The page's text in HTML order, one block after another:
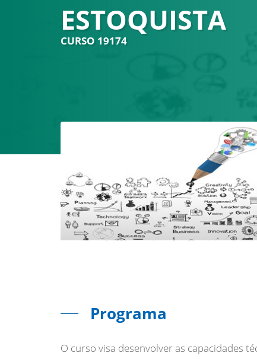
ESTOQUISTA
CURSO 19174
Programa
O curso visa desenvolver as capacidades